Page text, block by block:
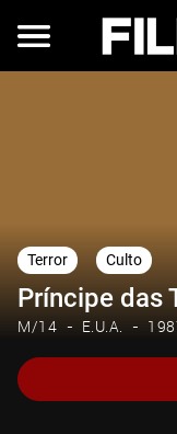
Terror Culto
Príncipe das
M/14 E.U.A.